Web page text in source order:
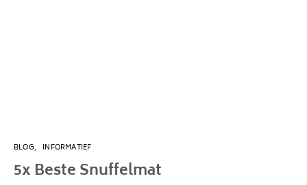
BLOG INFORMATIEF
5x Beste Snuffelmat